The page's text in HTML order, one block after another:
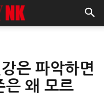
은 파악하면
은 왜 모르